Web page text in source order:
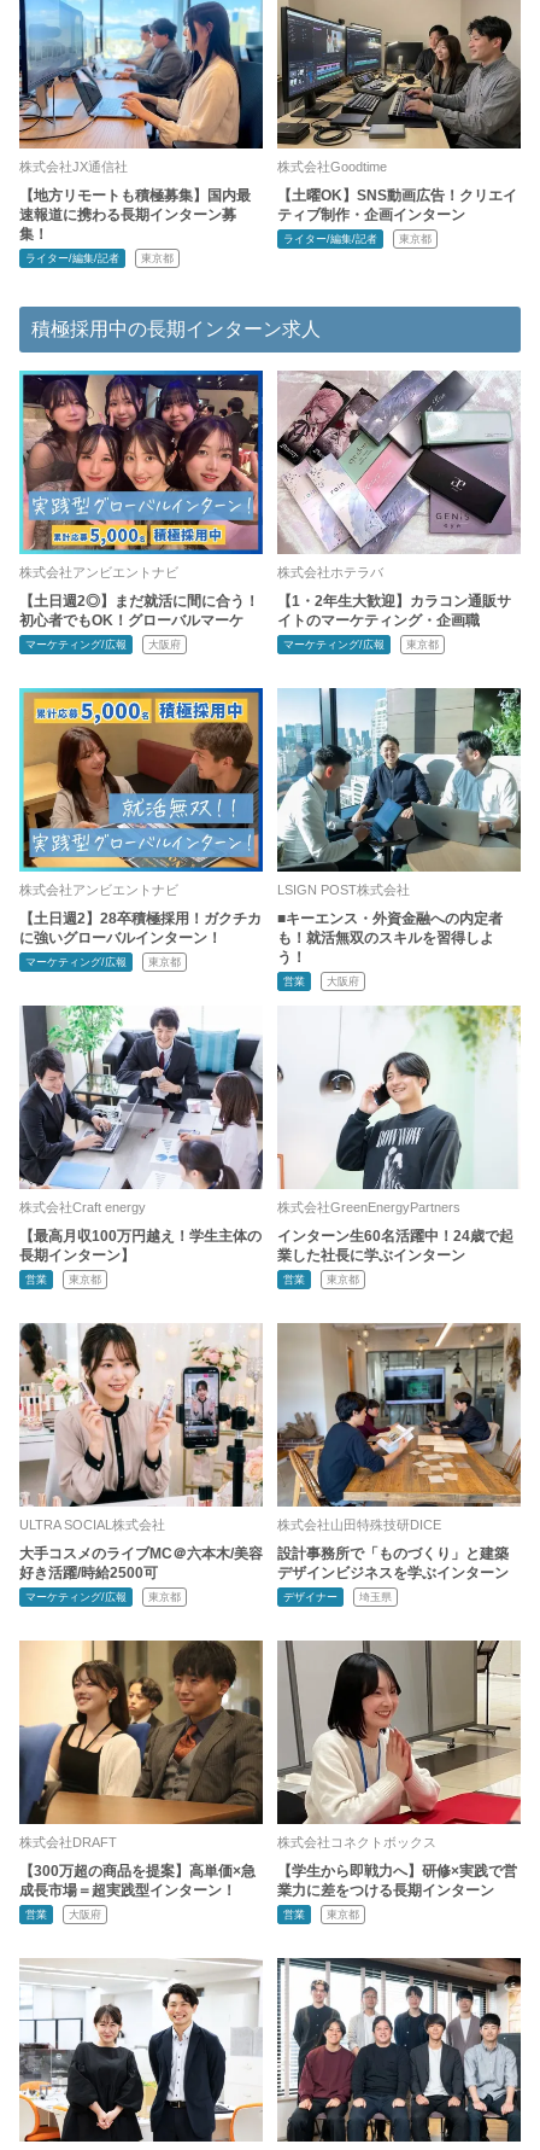
株式会社JX通信社
【地方リモートも積極募集】国内最
速報道に携わる長期インターン募
集！
ライター/編集/記者 東京都
株式会社Goodtime
【土曜OK】SNS動画広告！クリエイ
ティブ制作・企画インターン
ライター/編集/記者 東京都
積極採用中の長期インターン求人
株式会社アンビエントナビ
【土日週2◎】まだ就活に間に合う！
初心者でもOK！グローバルマーケ
マーケティング/広報 大阪府
株式会社ホテラバ
【1・2年生大歓迎】カラコン通販サ
イトのマーケティング・企画職
マーケティング/広報 東京都
株式会社アンビエントナビ
【土日週2】28卒積極採用！ガクチカ
に強いグローバルインターン！
マーケティング/広報 東京都
LSIGN POST株式会社
■キーエンス・外資金融への内定者
も！就活無双のスキルを習得しよ
う！
営業 大阪府
株式会社Craft energy
【最高月収100万円越え！学生主体の
長期インターン】
営業 東京都
株式会社GreenEnergyPartners
インターン生60名活躍中！24歳で起
業した社長に学ぶインターン
営業 東京都
ULTRA SOCIAL株式会社
大手コスメのライブMC＠六本木/美容
好き活躍/時給2500可
マーケティング/広報 東京都
株式会社山田特殊技研DICE
設計事務所で「ものづくり」と建築
デザインビジネスを学ぶインターン
デザイナー 埼玉県
株式会社DRAFT
【300万超の商品を提案】高単価×急
成長市場＝超実践型インターン！
営業 大阪府
株式会社コネクトボックス
【学生から即戦力へ】研修×実践で営
業力に差をつける長期インターン
営業 東京都